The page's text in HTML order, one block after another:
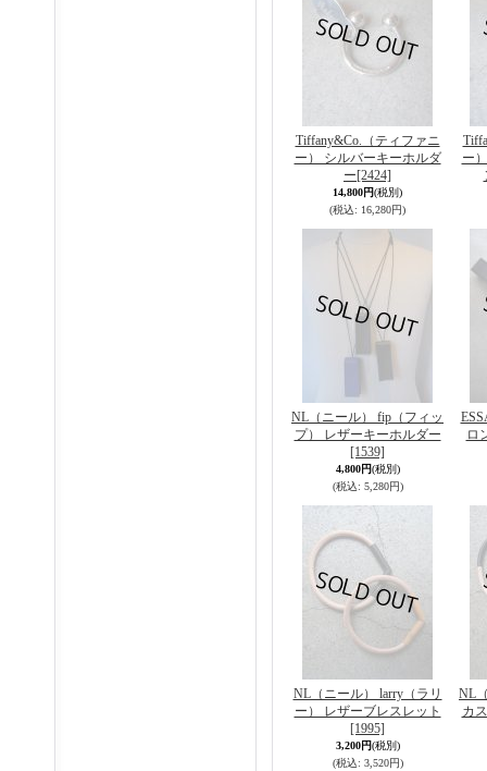
Tiffany&Co.（ティファニ
ー） シルバーキーホルダ
ー[2424]
14,800円(税別)
(税込: 16,280円)
ー
NL（ニール） fip（フィッ
プ） レザーキーホルダー
[1539]
4,800円(税別)
(税込: 5,280円)
ロ
NL（ニール） larry（ラリ
ー） レザーブレスレット
[1995]
3,200円(税別)
(税込: 3,520円)
NL
カ